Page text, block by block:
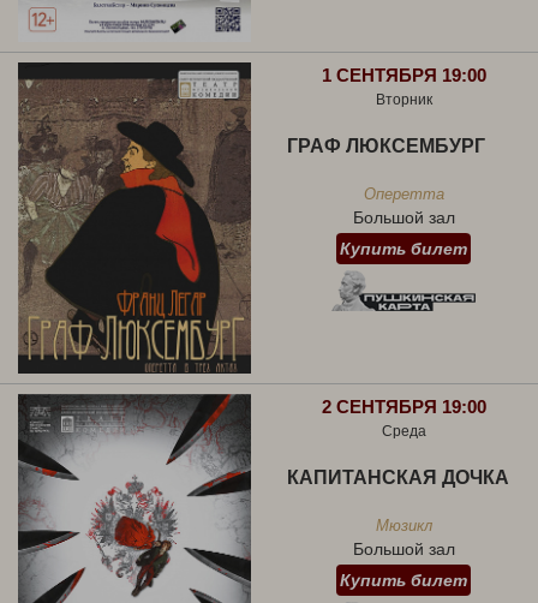
1 СЕНТЯБРЯ 19:00
Вторник
ГРАФ ЛЮКСЕМБУРГ
Оперетта
Большой зал
Купить билет
2 СЕНТЯБРЯ 19:00
Среда
КАПИТАНСКАЯ ДОЧКА
Мюзикл
Большой зал
Купить билет